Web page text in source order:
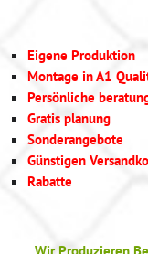
Eigene Produktion
Montage in A1
Persönliche
Gratis planung
Sonderangebote
Günstigen
Rabatte
Wir Produzieren